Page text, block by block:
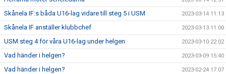
Skånela IF:s båda U16-lag vidare till steg 5 i USM 2023-03-14 11:13
Skånela IF anställer klubbchef 2023-03-13 11:00
USM steg 4 för våra U16-lag under helgen 2023-03-10 22:02
Vad händer i helgen? 2023-03-09 15:40
Vad händer i helgen? 2023-02-24 17:07